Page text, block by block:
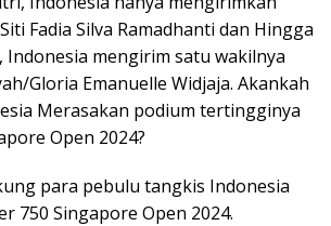
Fadia Silva Ramadhanti dan Hingga
Indonesia mengirim satu wakilnya
Gloria Emanuelle Widjaja. Akankah
Merasakan podium tertingginya
Open 2024?
para pebulu tangkis Indonesia
750 Singapore Open 2024.